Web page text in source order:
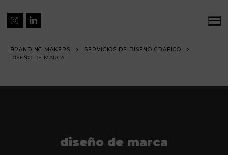
BRANDING MAKERS
SERVICIOS DE DISEÑO GRÁFICO
DISEÑO DE MARCA
diseño de marca